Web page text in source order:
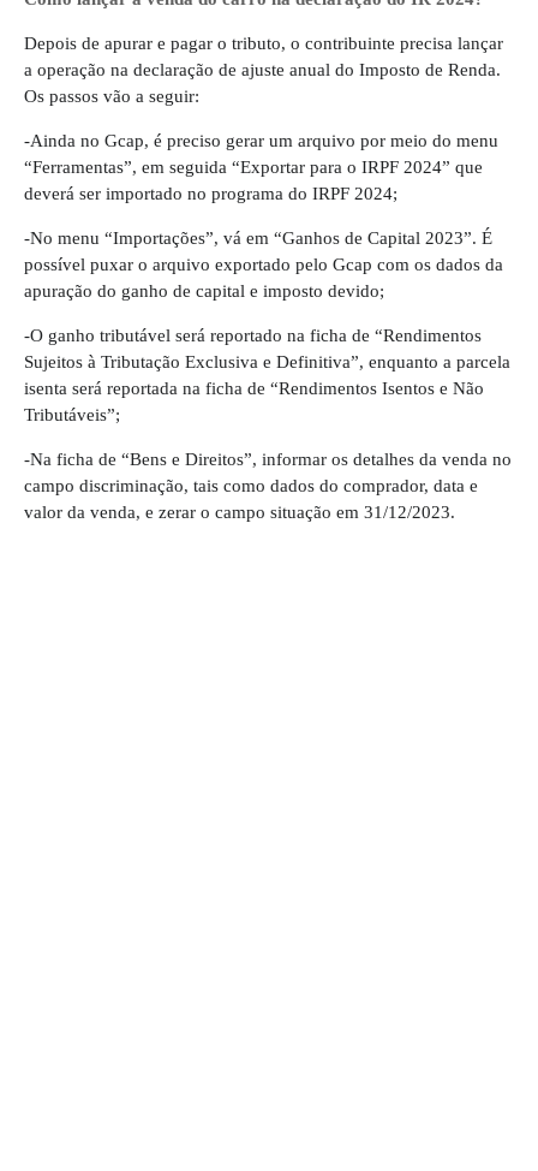
Depois de apurar e pagar o tributo, o contribuinte precisa lançar
a operação na declaração de ajuste anual do Imposto de Renda.
Os passos vão a seguir:
-Ainda no Gcap, é preciso gerar um arquivo por meio do menu
“Ferramentas”, em seguida “Exportar para o IRPF 2024” que
deverá ser importado no programa do IRPF 2024;
-No menu “Importações”, vá em “Ganhos de Capital 2023”. É
possível puxar o arquivo exportado pelo Gcap com os dados da
apuração do ganho de capital e imposto devido;
-O ganho tributável será reportado na ficha de “Rendimentos
Sujeitos à Tributação Exclusiva e Definitiva”, enquanto a parcela
isenta será reportada na ficha de “Rendimentos Isentos e Não
Tributáveis”;
-Na ficha de “Bens e Direitos”, informar os detalhes da venda no
campo discriminação, tais como dados do comprador, data e
valor da venda, e zerar o campo situação em 31/12/2023.